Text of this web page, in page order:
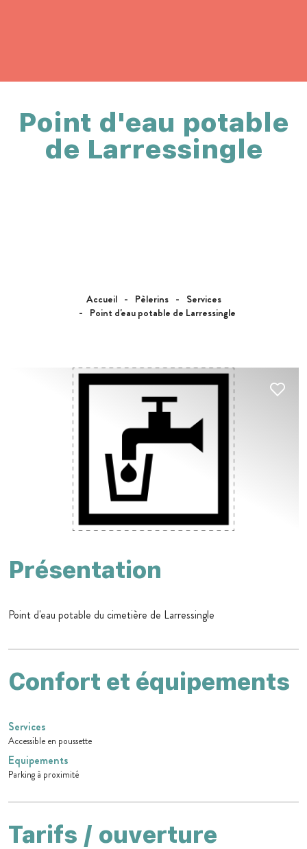
Accueil Pèlerins
Services
Point d'eau potable de Larressingle
Point d'eau potable
de Larressingle
Présentation
Point d'eau potable du cimetière de Larressingle
Confort et équipements
Services
Accessible en poussette
Equipements
Parking à proximité
Tarifs / ouverture